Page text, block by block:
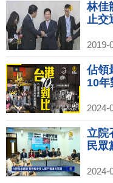
林佳
止交
2019-
佔領
10年
2024-
立院
民眾
2024-